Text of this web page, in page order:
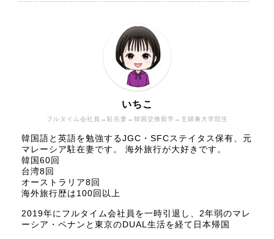
フルタイム会社員→駐在妻→韓国交換留学→主婦兼大学院生
いちこ
韓国語と英語を勉強するJGC・SFCステイタス保有、元
マレーシア駐在妻です。 海外旅行が大好きです。
韓国60回
台湾8回
オーストラリア8回
海外旅行歴は100回以上
2019年にフルタイム会社員を一時引退し、2年弱のマレ
ーシア・ペナンと東京のDUAL生活を経て日本帰国